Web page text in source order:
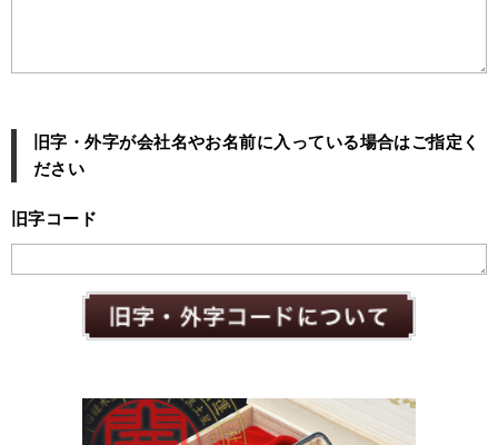
旧字・外字が会社名やお名前に入っている場合はご指定く
ださい
旧字コード